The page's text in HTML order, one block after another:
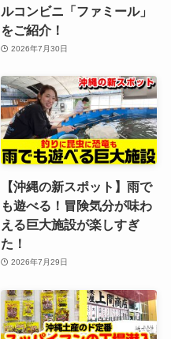
ルコンビニ「ファミール」
をご紹介！
2026年7月30日
【沖縄の新スポット】雨で
も遊べる！冒険気分が味わ
える巨大施設が楽しすぎ
た！
2026年7月29日